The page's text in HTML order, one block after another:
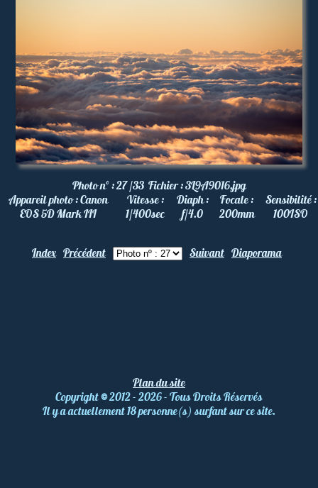
Photo nº :27 /33 Fichier :3L9A9016.jpg
Appareil photo :Canon
EOS 5D Mark III
Vitesse :
1/400sec
Diaph :
f/4.0
Focale :
200mm
Sensibilité :
100ISO
Index Précédent Suivant Diaporama
Plan du site
Copyright©2012 - 2026 - Tous Droits Réservés
Il y a actuellement 18 personne(s) surfant sur ce site.